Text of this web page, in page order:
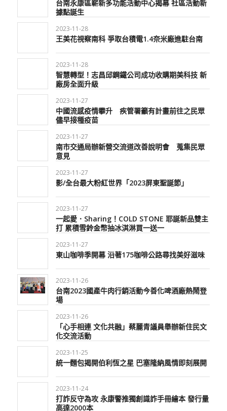
台南永康區嶄新多功能活動中心揭幕 社區活動新
據點誕生
2023-11-28
王美花視察南科 爭取台積電1.4奈米廠進駐台南
2023-11-28
智慧轉型！志昌邱鋼鐵公司成功收購期美科技 新
廠房全面升級
2023-11-27
中國流感疫情攀升 疾管署籲有計畫前往之民眾
儘早接種疫苗
2023-11-27
南市交通局辦新營交流道改善說明會 蒐集民眾
意見
2023-11-27
影/全台最大粉紅世界「2023屏東聖誕節」
2023-11-27
一起愛．Sharing！COLD STONE 耶誕新品雙主
打 累積雪鈴金幣抽冰淇淋買一送一
2023-11-27
東山咖啡季開幕 沿著175咖啡公路尋找美好滋味
2023-11-26
台南2023國產牛肉行銷活動今善化啤酒廠熱鬧登
場
2023-11-26
「心手相連 文化共融」蔡麗青議員舉辦新住民文
化交流活動
2023-11-25
統一麵包揭開伯利恆之星 巴塞隆納風情即刻展開
2023-11-24
打詐反守為攻 永康警推獨創識詐手冊繪本 發行量
高達2000本